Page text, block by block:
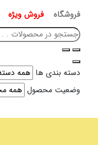
فروشگاه فروش ویژه
دسته بندی ها
وضعیت محصول